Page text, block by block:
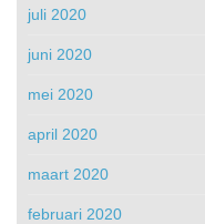
juli 2020
juni 2020
mei 2020
april 2020
maart 2020
februari 2020